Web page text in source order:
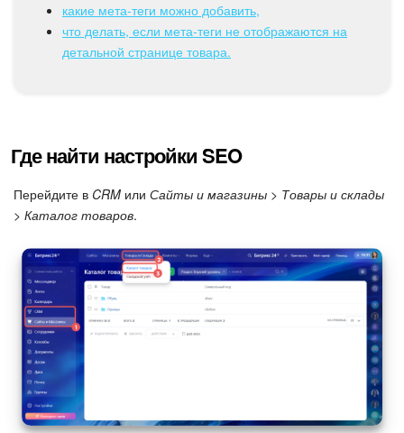
Почта
КЭДО
Подпись
Маркетинг
Центр продаж
Аналитика
BI Конструктор
Автоматизация
какие мета-теги можно добавить,
что делать, если мета-теги не отображаются на
детальной странице товара.
Где найти настройки SEO
Перейдите в CRM или Сайты и магазины > Товары и склады
> Каталог товаров.